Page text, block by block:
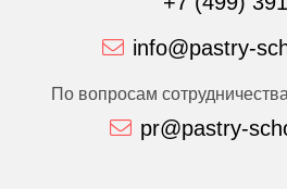
info@pastry-
По вопросам
pr@pastry-